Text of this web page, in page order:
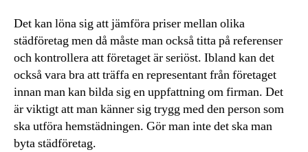
Det kan löna sig att jämföra priser mellan olika
städföretag men då måste man också titta på referenser
och kontrollera att företaget är seriöst. Ibland kan det
också vara bra att träffa en representant från företaget
innan man kan bilda sig en uppfattning om firman. Det
är viktigt att man känner sig trygg med den person som
ska utföra hemstädningen. Gör man inte det ska man
byta städföretag.